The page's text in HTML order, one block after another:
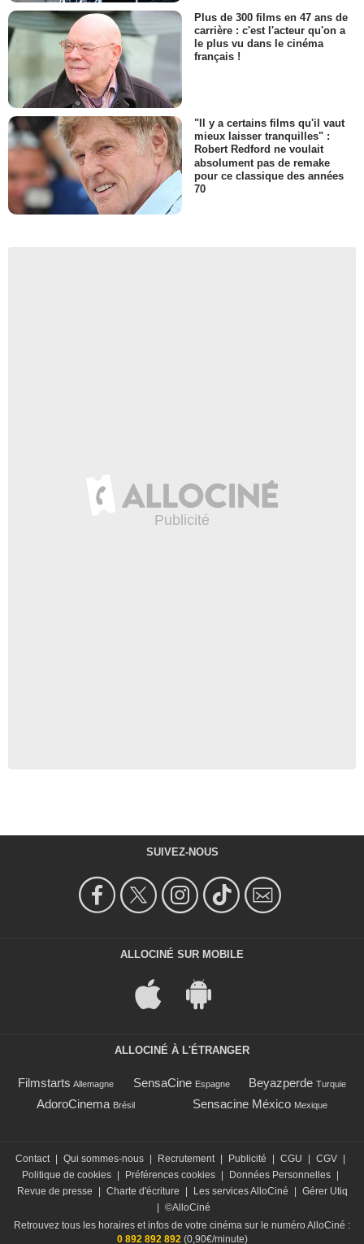
Plus de 300 films en 47 ans de
carrière : c'est l'acteur qu'on a
le plus vu dans le cinéma
français !
"Il y a certains films qu'il vaut
mieux laisser tranquilles" :
Robert Redford ne voulait
absolument pas de remake
pour ce classique des années
70
SUIVEZ-NOUS
ALLOCINÉ SUR MOBILE
ALLOCINÉ À L'ÉTRANGER
Filmstarts Allemagne SensaCine Espagne Beyazperde Turquie
AdoroCinema Brésil Sensacine México Mexique
Contact | Qui sommes-nous | Recrutement | Publicité | CGU | CGV |
Politique de cookies | Préférences cookies | Données Personnelles |
Revue de presse
| Charte d'écriture | Les services AlloCiné | Gérer Utiq
| ©AlloCiné
Retrouvez tous les horaires et infos de votre cinéma sur le numéro AlloCiné :
0 892 892 892 (0,90€/minute)